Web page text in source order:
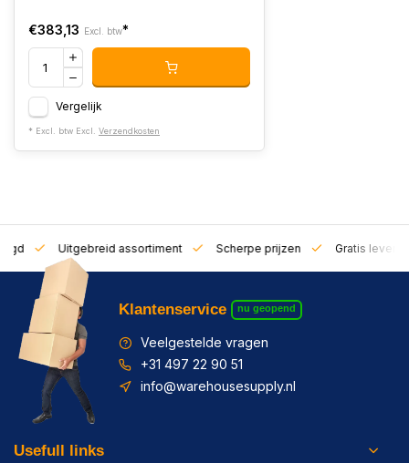
€383,13 Excl. btw*
Vergelijk
* Excl. btw Excl. Verzendkosten
Uitgebreid assortiment Scherpe prijzen Gratis
Klantenservice nu geopend
Veelgestelde vragen
+31 497 22 90 51
info@warehousesupply.nl
Usefull links